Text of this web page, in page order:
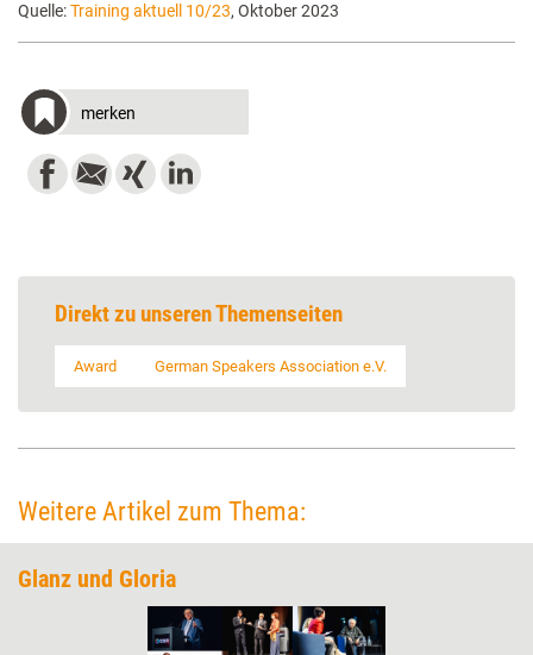
Quelle:Training aktuell 10/23, Oktober 2023
merken
Direkt zu unseren Themenseiten
Award German Speakers Association e.V.
Weitere Artikel zum Thema:
Glanz und Gloria